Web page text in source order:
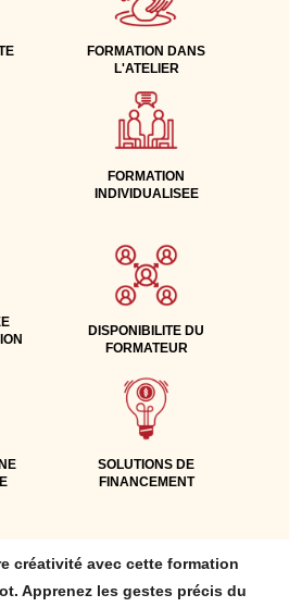
FORMATION DANS
L'ATELIER
FORMATION
INDIVIDUALISEE
DISPONIBILITE DU
FORMATEUR
SOLUTIONS DE
FINANCEMENT
créativité avec cette formation
Apprenez les gestes précis du